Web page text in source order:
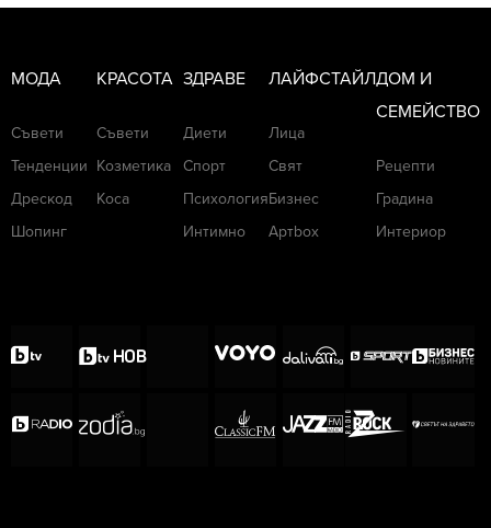
МОДА
Съвети
Тенденции
Дрескод
Шопинг
КРАСОТА
Съвети
Козметика
Коса
ЗДРАВЕ
Диети
Спорт
Психология
Интимно
ЛАЙФСТАЙЛ
Лица
Свят
Бизнес
Артbox
ДОМ И
СЕМЕЙСТВО
Рецепти
Градина
Интериор